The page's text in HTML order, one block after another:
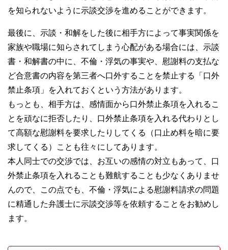
を知られないように示談交渉を進めることができます。
最後に、示談・和解をした後に相手方によって事実関係を
家族や職場に知らされてしまう心配がある場合には、示談
書・和解書の中に、不倫・浮気の事実や、慰謝料の支払な
ど合意書の内容を第三者へ口外することを禁止する「口外
禁止条項」を入れておくという方法があります。
もっとも、相手方は、感情面から口外禁止条項を入れるこ
とを頑なに拒否したり、口外禁止条項を入れる代わりとし
て高額な慰謝料を要求したりしてくる（口止め料を暗に要
求してくる）ことも往々にしてあります。
本人同士での交渉では、お互いの感情の対立もあって、口
外禁止条項を入れることも難航することも少なくありませ
んので、この点でも、不倫・浮気による慰謝料請求の問題
に精通した弁護士に示談交渉等を依頼することをお勧めし
ます。